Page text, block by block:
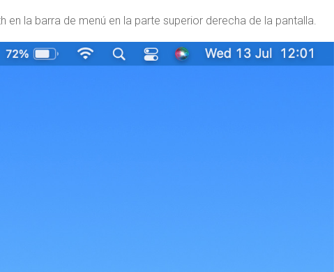
en la barra de menú en la parte superior derecha de la pantalla.